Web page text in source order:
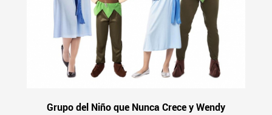
Grupo del Niño que Nunca Crece y Wendy